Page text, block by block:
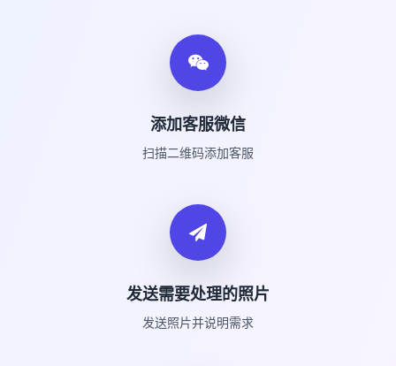
添加客服微信
扫描二维码添加客服
发送需要处理的照片
发送照片并说明需求